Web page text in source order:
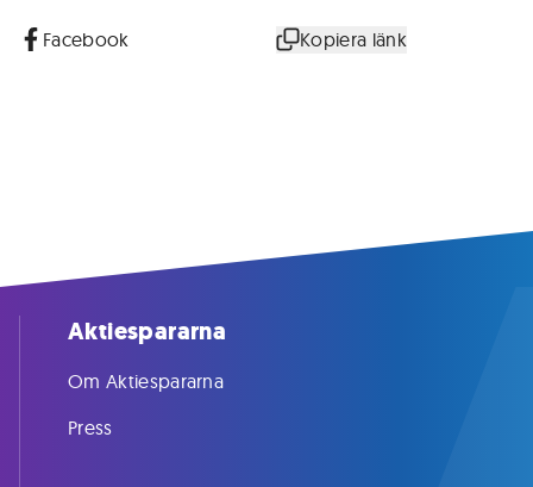
Facebook Kopiera länk
Aktiespararna
Om Aktiespararna
Press